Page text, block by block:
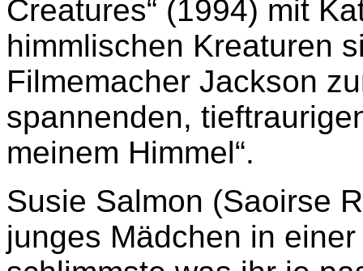
Creatures“ (1994) mit
himmlischen Kreaturen
Filmemacher Jackson
spannenden,
meinem Himmel“.
Susie Salmon (Saoirse
junges Mädchen in